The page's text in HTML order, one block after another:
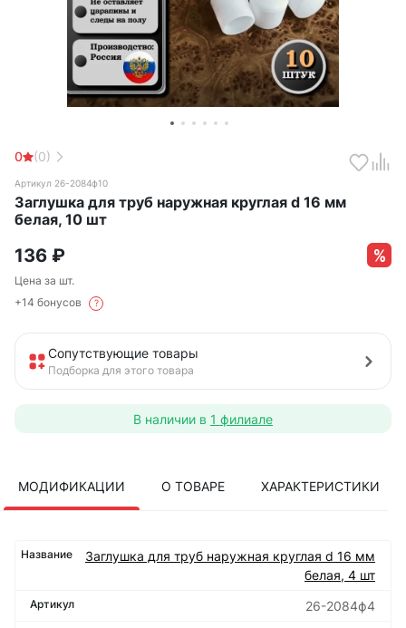
0 (0)
Артикул 26-2084ф10
Заглушка для труб наружная круглая d 16 мм
белая, 10 шт
136 ₽
Цена за шт.
+14 бонусов
?
Сопутствующие товары
Подборка для этого товара
В наличии в 1 филиале
МОДИФИКАЦИИ О ТОВАРЕ ХАРАКТЕРИСТИКИ
Заглушка для труб наружная круглая d 16 мм
белая, 4 шт
26-2084ф4